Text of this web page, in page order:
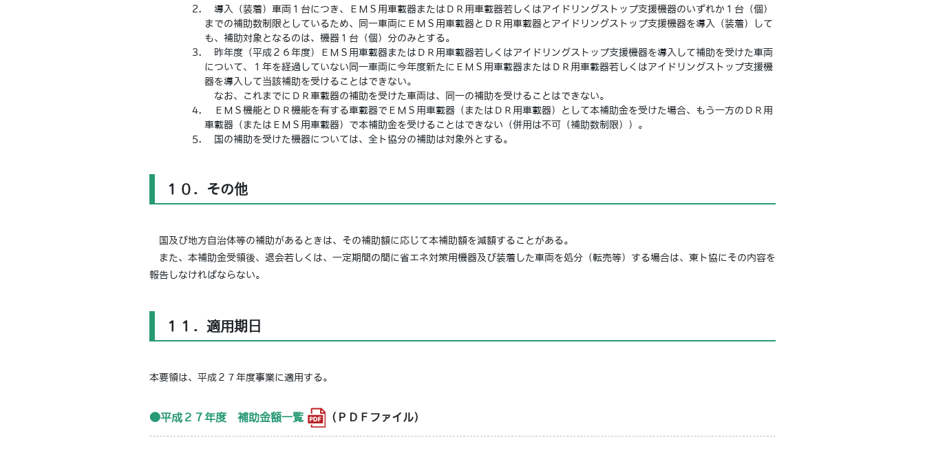
導入（装着）車両１台につき、ＥＭＳ用車載器またはＤＲ用車載器若しくはアイドリングストップ支援機器のいずれか１台（個）
までの補助数制限としているため、同一車両にＥＭＳ用車載器とＤＲ用車載器とアイドリングストップ支援機器を導入（装着）して
も、補助対象となるのは、機器１台（個）分のみとする。
昨年度（平成２６年度）ＥＭＳ用車載器またはＤＲ用車載器若しくはアイドリングストップ支援機器を導入して補助を受けた車両
について、１年を経過していない同一車両に今年度新たにＥＭＳ用車載器またはＤＲ用車載器若しくはアイドリングストップ支援機
器を導入して当該補助を受けることはできない。
なお、これまでにＤＲ車載器の補助を受けた車両は、同一の補助を受けることはできない。
ＥＭＳ機能とＤＲ機能を有する車載器でＥＭＳ用車載器（またはＤＲ用車載器）として本補助金を受けた場合、もう一方のＤＲ用
車載器（またはＥＭＳ用車載器）で本補助金を受けることはできない（併用は不可（補助数制限））。
国の補助を受けた機器については、全ト協分の補助は対象外とする。
１０．その他
国及び地方自治体等の補助があるときは、その補助額に応じて本補助額を減額することがある。
また、本補助金受領後、退会若しくは、一定期間の間に省エネ対策用機器及び装着した車両を処分（転売等）する場合は、東ト協にその内容を
報告しなければならない。
１１．適用期日
本要領は、平成２７年度事業に適用する。
●平成２７年度 補助金額一覧 （ＰＤＦファイル）